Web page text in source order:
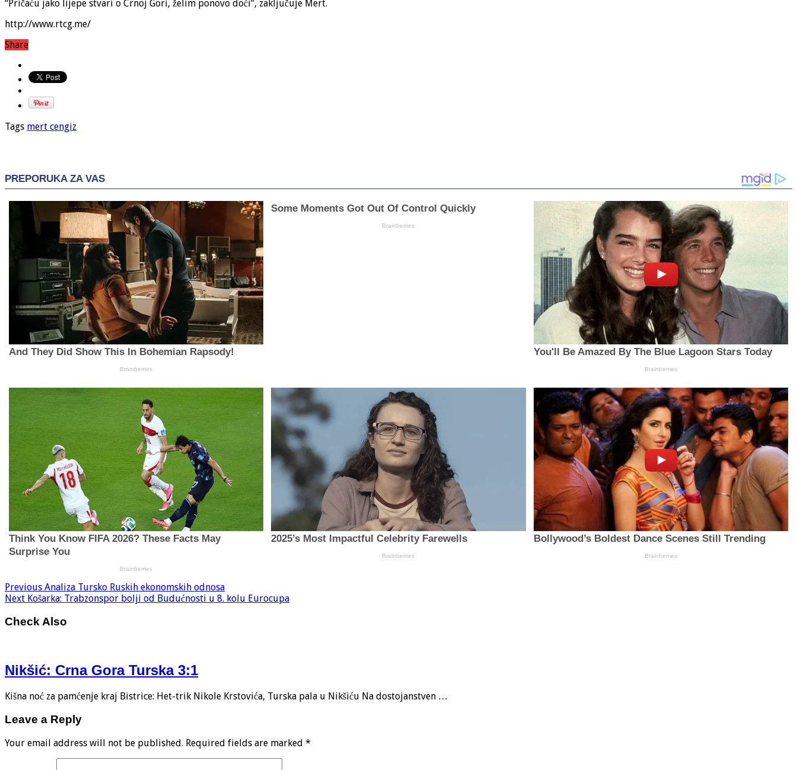
“Pričaću jako lijepe stvari o Crnoj Gori, želim ponovo doći”, zaključuje Mert.
http://www.rtcg.me/
Share
Tags mert cengiz
Previous Analiza Tursko Ruskih ekonomskih odnosa
Next Košarka: Trabzonspor bolji od Budućnosti u 8. kolu Eurocupa
Check Also
Nikšić: Crna Gora Turska 3:1
Kišna noć za pamćenje kraj Bistrice: Het-trik Nikole Krstovića, Turska pala u Nikšiću Na dostojanstven …
Leave a Reply
Your email address will not be published. Required fields are marked *